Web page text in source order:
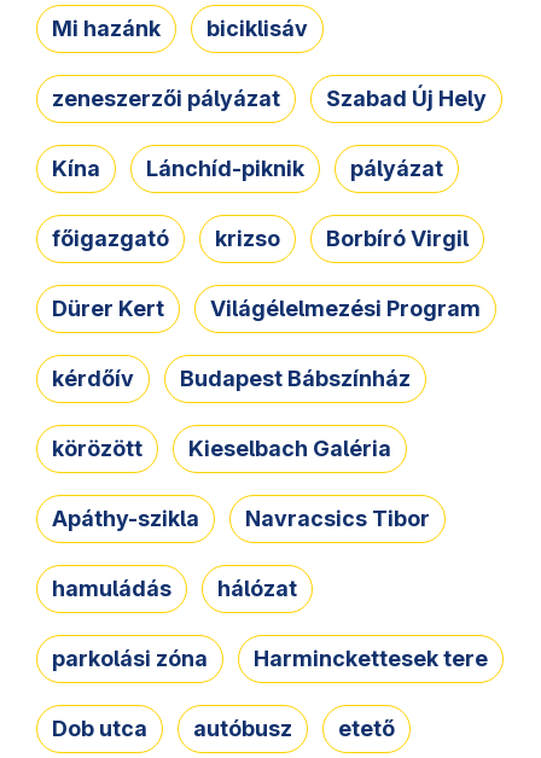
Mi hazánk biciklisáv
zeneszerzői pályázat Szabad Új Hely
Kína Lánchíd-piknik pályázat
főigazgató krizso Borbíró Virgil
Dürer Kert Világélelmezési Program
kérdőív Budapest Bábszínház
körözött Kieselbach Galéria
Apáthy-szikla Navracsics Tibor
hamuládás hálózat
parkolási zóna Harminckettesek tere
Dob utca autóbusz etető